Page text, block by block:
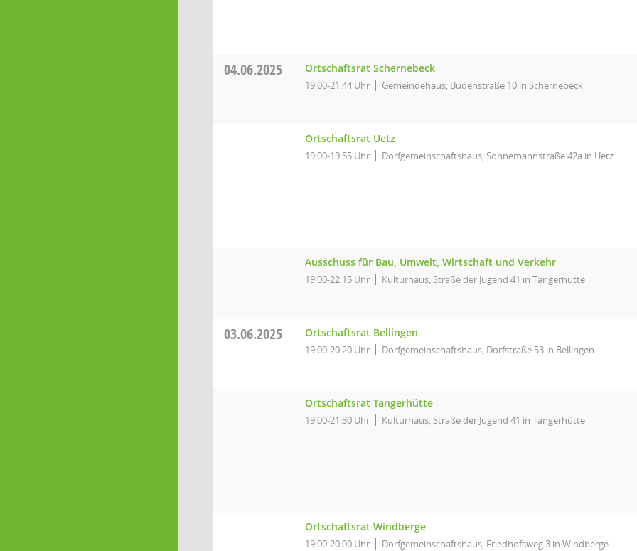
04.06.2025 Ortschaftsrat Schernebeck
19:00-21:44 Uhr Gemeindehaus, Budenstraße 10 in Schernebeck
Ortschaftsrat Uetz
19:00-19:55 Uhr Dorfgemeinschaftshaus, Sonnemannstraße 42a in Uetz
Ausschuss für Bau, Umwelt, Wirtschaft und Verkehr
19:00-22:15 Uhr Kulturhaus, Straße der Jugend 41 in Tangerhütte
03.06.2025 Ortschaftsrat Bellingen
19:00-20:20 Uhr Dorfgemeinschaftshaus, Dorfstraße 53 in Bellingen
Ortschaftsrat Tangerhütte
19:00-21:30 Uhr Kulturhaus, Straße der Jugend 41 in Tangerhütte
Ortschaftsrat Windberge
19:00-20:00 Uhr Dorfgemeinschaftshaus, Friedhofsweg 3 in Windberge